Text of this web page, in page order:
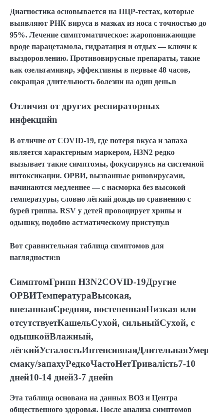
Диагностика основывается на ПЦР-тестах, которые
выявляют РНК вируса в мазках из носа с точностью до
95%. Лечение симптоматическое: жаропонижающие
вроде парацетамола, гидратация и отдых — ключи к
выздоровлению. Противовирусные препараты, такие
как озельтамивир, эффективны в первые 48 часов,
сокращая длительность болезни на один день.n
Отличия от других респираторных
инфекцийn
В отличие от COVID-19, где потеря вкуса и запаха
является характерным маркером, H3N2 редко
вызывает такие симптомы, фокусируясь на системной
интоксикации. ОРВИ, вызванные риновирусами,
начинаются медленнее — с насморка без высокой
температуры, словно лёгкий дождь по сравнению с
бурей гриппа. RSV у детей провоцирует хрипы и
одышку, подобно астматическому приступу.n
Вот сравнительная таблица симптомов для
наглядности:n
СимптомГрипп H3N2COVID-19Другие
ОРВИТемператураВысокая,
внезапнаяСредняя, постепеннаяНизкая или
отсутствуетКашельСухой, сильныйСухой, с
одышкойВлажный,
смаку/запахуРедкоЧастоНетТривалість7-10
дней10-14 дней3-7 днейn
Эта таблица основана на данных ВОЗ и Центра
общественного здоровья. После анализа симптомов